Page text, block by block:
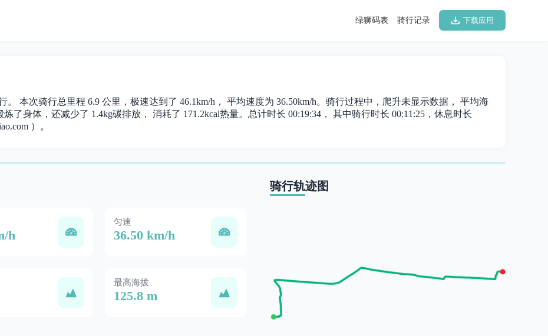
下载应用
骑行记录
绿狮码表
。 本次骑行总里程 6.9 公里，极速达到了 46.1km/h， 平均速度为 36.50km/h。骑行过程中，爬升未显示数据， 平均海
了身体，还减少了 1.4kg碳排放， 消耗了 171.2kcal热量。总计时长 00:19:34， 其中骑行时长 00:11:25，休息时长
）。
h
匀速
36.50 km/h
最高海拔
125.8 m
骑行轨迹图